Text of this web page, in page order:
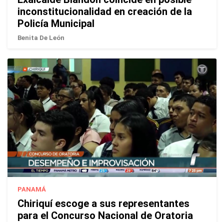
inconstitucionalidad en creación de la
Policía Municipal
Benita De León
PANAMÁ
Chiriquí escoge a sus representantes
para el Concurso Nacional de Oratoria